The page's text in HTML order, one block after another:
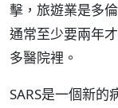
擊，旅遊業是多
通常至少要兩年
多醫院裡。
SARS是一個新